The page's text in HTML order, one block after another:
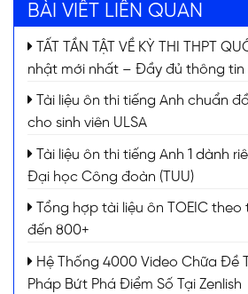
BÀI VIẾT LIÊN QUAN
TẤT TẦN TẬT VỀ KỲ THI THPT
nhật mới nhất – Đầy đủ thông tin
Tài liệu ôn thi tiếng Anh chuẩn
cho sinh viên ULSA
Tài liệu ôn thi tiếng Anh 1 dành
Đại học Công đoàn (TUU)
Tổng hợp tài liệu ôn TOEIC
đến 800+
Hệ Thống 4000 Video Chữa Đề
Pháp Bứt Phá Điểm Số Tại Zenlish